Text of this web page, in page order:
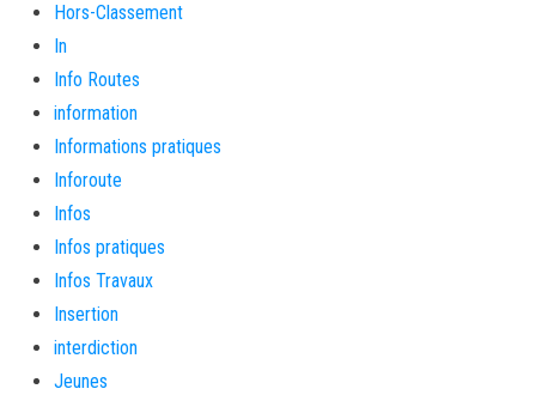
Hors-Classement
In
Info Routes
information
Informations pratiques
Inforoute
Infos
Infos pratiques
Infos Travaux
Insertion
interdiction
Jeunes